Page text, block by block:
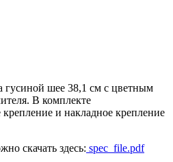
шее 38,1 см с цветным
В комплекте
и накладное крепление
скачать здесь: spec_file.pdf